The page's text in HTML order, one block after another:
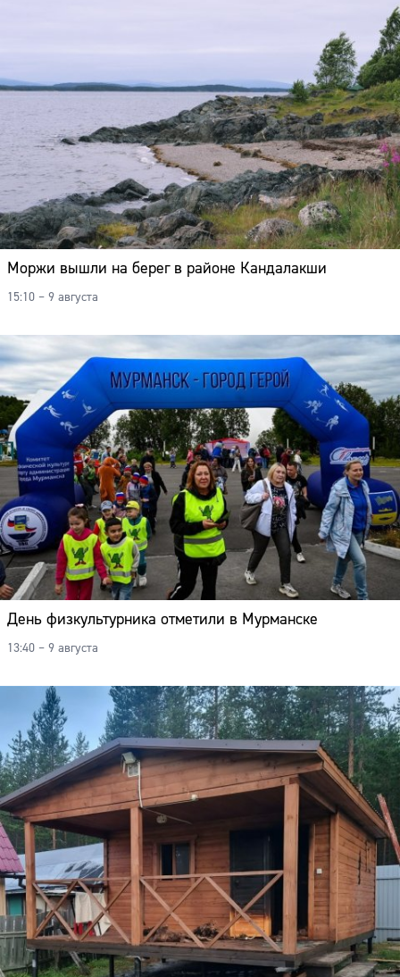
Моржи вышли на берег в районе Кандалакши
15:10 – 9 августа
День физкультурника отметили в Мурманске
13:40 – 9 августа
Сайт: